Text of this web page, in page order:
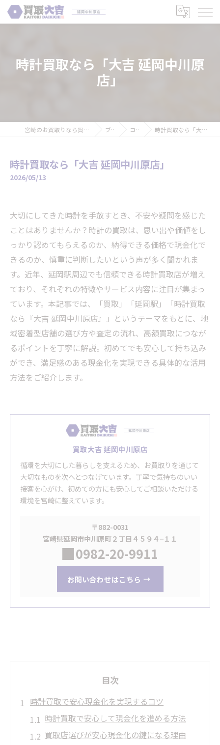
時計買取なら「大吉 延岡中川原
店」
宮崎のお買取りなら買取大吉 延岡中川原店 ブログ コラム 時計買取なら「大吉 延岡中川原店」
時計買取なら「大吉 延岡中川原店」
2026/05/13
大切にしてきた時計を手放すとき、不安や疑問を感じた
ことはありませんか？時計の買取は、思い出や価値をし
っかり認めてもらえるのか、納得できる価格で現金化で
きるのか、慎重に判断したいという声が多く聞かれま
す。近年、延岡駅周辺でも信頼できる時計買取店が増え
ており、それぞれの特徴やサービス内容に注目が集まっ
ています。本記事では、「買取」「延岡駅」「時計買取
なら『大吉 延岡中川原店』」というテーマをもとに、地
域密着型店舗の選び方や査定の流れ、高額買取につなが
るポイントを丁寧に解説。初めてでも安心して持ち込み
ができ、満足感のある現金化を実現できる具体的な活用
方法をご紹介します。
買取大吉 延岡中川原店
循環を大切にした暮らしを支えるため、お買取りを通じて
大切なものを次へとつなげています。丁寧で気持ちのいい
接客を心がけ、初めての方にも安心してご相談いただける
環境を宮崎に整えています。
〒882-0031
宮崎県延岡市中川原町２丁目４５９４−１１
0982-20-9911
お問い合わせはこちら
目次
時計買取で安心現金化を実現するコツ
時計買取で安心して現金化を進める方法
買取店選びが安心現金化の鍵になる理由